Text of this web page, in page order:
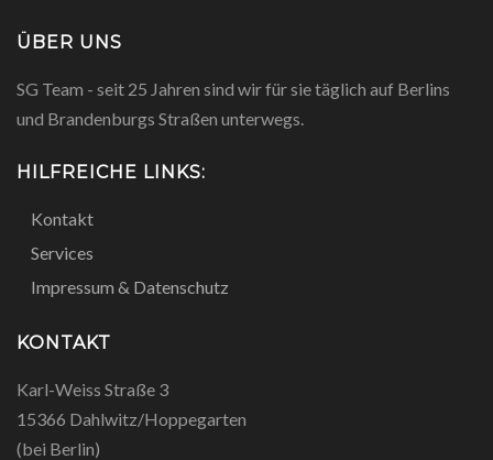
ÜBER UNS
SG Team - seit 25 Jahren sind wir für sie täglich auf Berlins
und Brandenburgs Straßen unterwegs.
HILFREICHE LINKS:
Kontakt
Services
Impressum & Datenschutz
KONTAKT
Karl-Weiss Straße 3
15366 Dahlwitz/Hoppegarten
(bei Berlin)